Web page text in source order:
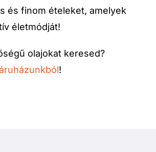
és finom ételeket, amelyek
életmódját!
olajokat keresed?
!